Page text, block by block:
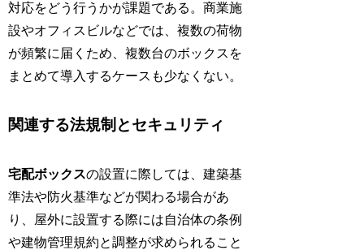
対応をどう行うかが課題である。商業施
設やオフィスビルなどでは、複数の荷物
が頻繁に届くため、複数台のボックスを
まとめて導入するケースも少なくない。
関連する法規制とセキュリティ
宅配ボックスの設置に際しては、建築基
準法や防火基準などが関わる場合があ
り、屋外に設置する際には自治体の条例
や建物管理規約と調整が求められること